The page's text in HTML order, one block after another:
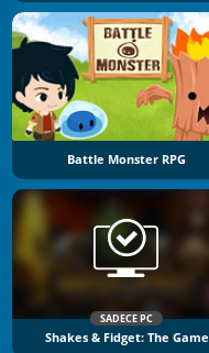
Battle Monster RPG
SADECE PC
Shakes & Fidget: The Game